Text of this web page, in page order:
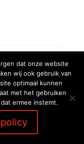
dat onze website
wij ook gebruik van
optimaal kunnen
met het gebruiken
ermee instemt.